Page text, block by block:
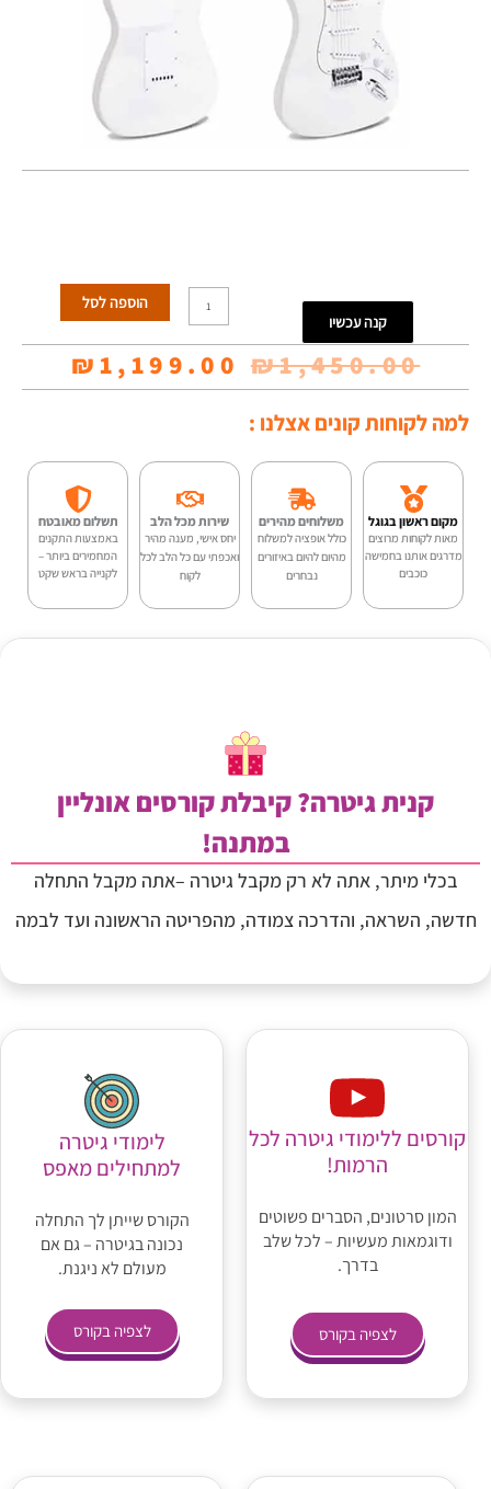
קנה עכשיו
כמות
של
גיטרה
-
Smiger
-
ST
הוספה לסל
₪1,450.00
המחיר
₪1,450.00.
₪1,199.00
למה לקוחות קונים אצלנו :
מקום ראשון בגוגל
מאות לקוחות מרוצים
מדרגים אותנו בחמישה
כוכבים
משלוחים מהירים
כולל אופציה למשלוח
מהיום להיום באיזורים
נבחרים
שירות מכל הלב
יחס אישי, מענה מהיר
ואכפתי עם כל הלב לכל
לקוח
תשלום מאובטח
באמצעות התקנים
המחמירים ביותר –
לקנייה בראש שקט
קנית גיטרה? קיבלת קורסים אונליין
במתנה!
בכלי מיתר, אתה לא רק מקבל גיטרה –אתה מקבל התחלה
חדשה, השראה, והדרכה צמודה, מהפריטה הראשונה ועד לבמה
קורסים ללימודי גיטרה לכל
הרמות!
המון סרטונים, הסברים פשוטים
ודוגמאות מעשיות – לכל שלב
בדרך.
לצפיה בקורס
לימודי גיטרה
למתחילים מאפס
הקורס שייתן לך התחלה
נכונה בגיטרה – גם אם
מעולם לא ניגנת.
לצפיה בקורס